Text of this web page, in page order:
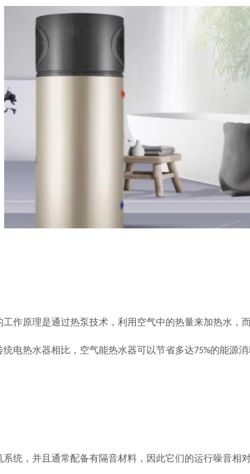
作原理是通过热泵技术，利用空气中的热量来加热水，
电热水器相比，空气能热水器可以节省多达75%的能源消
，并且通常配备有隔音材料，因此它们的运行噪音相